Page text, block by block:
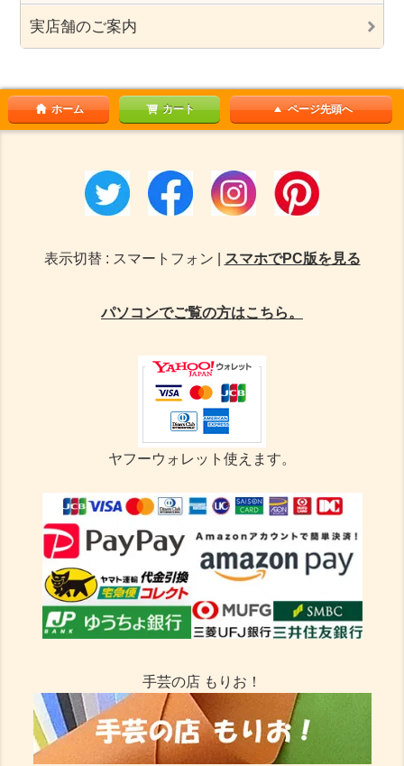
実店舗のご案内
ホーム カート ページ先頭へ
表示切替 : スマートフォン | スマホでPC版を見る
パソコンでご覧の方はこちら。
ヤフーウォレット使えます。
手芸の店 もりお！